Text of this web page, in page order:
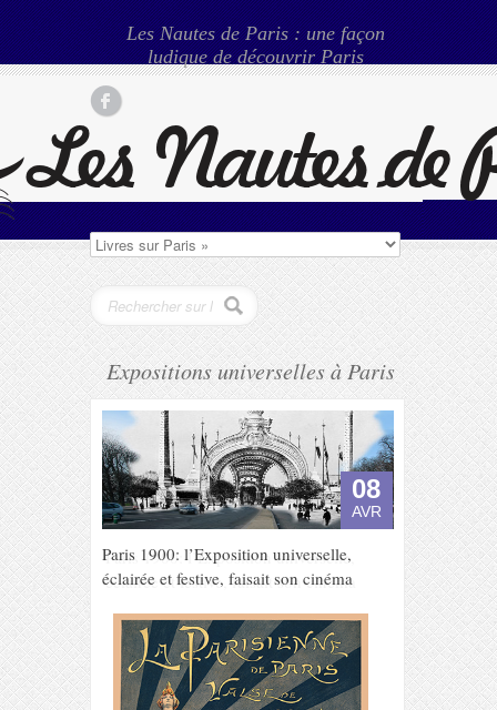
Les Nautes de Paris : une façon
ludique de découvrir Paris
Expositions universelles à Paris
08
AVR
Paris 1900: l’Exposition universelle,
éclairée et festive, faisait son cinéma